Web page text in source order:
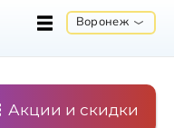
Воронеж
Акции и скидки